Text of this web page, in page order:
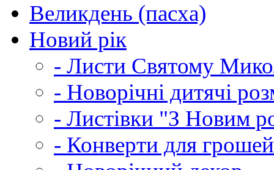
Великдень (пасха)
Новий рік
- Листи Святому
- Новорічні дитячі
- Листівки "З Новим
- Конверти для